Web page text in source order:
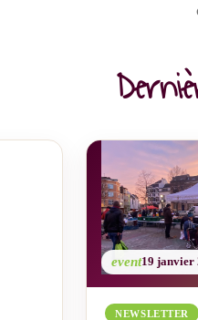
event19 janvier
NEWSLETTER